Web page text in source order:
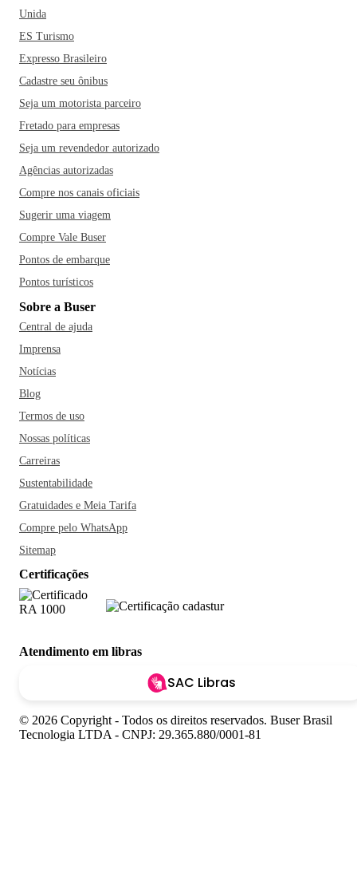
Unida
ES Turismo
Expresso Brasileiro
Cadastre seu ônibus
Seja um motorista parceiro
Fretado para empresas
Seja um revendedor autorizado
Agências autorizadas
Compre nos canais oficiais
Sugerir uma viagem
Compre Vale Buser
Pontos de embarque
Pontos turísticos
Sobre a Buser
Central de ajuda
Imprensa
Notícias
Blog
Termos de uso
Nossas políticas
Carreiras
Sustentabilidade
Gratuidades e Meia Tarifa
Compre pelo WhatsApp
Sitemap
Certificações
Atendimento em libras
SAC Libras
© 2026 Copyright - Todos os direitos reservados. Buser Brasil
Tecnologia LTDA - CNPJ: 29.365.880/0001-81